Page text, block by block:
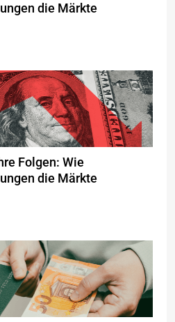
die Märkte
Folgen: Wie
die Märkte